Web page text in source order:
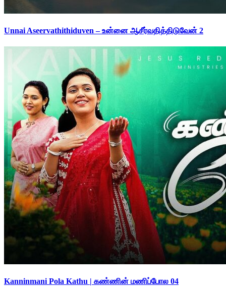
Unnai Aseervathithiduven – உன்னை ஆசீர்வதித்திடுவேன் 2
Kanninmani Pola Kathu | கண்ணின் மணிப்போல 04